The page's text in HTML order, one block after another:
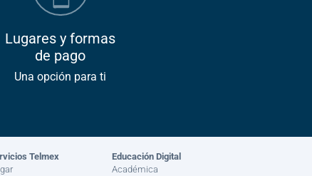
Lugares y formas
de pago
Una opción para ti
Telmex
Educación Digital
Académica